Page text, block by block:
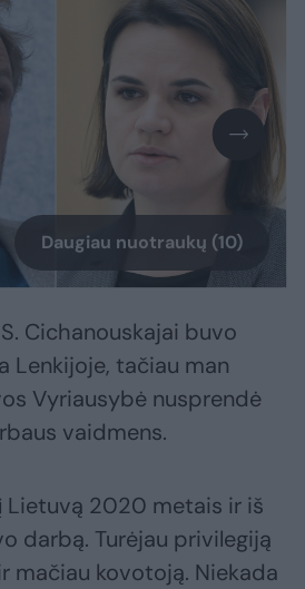
Daugiau nuotraukų (10)
Cichanouskajai buvo
Lenkijoje, tačiau man
Vyriausybė nusprendė
vaidmens.
Lietuvą 2020 metais ir iš
darbą. Turėjau privilegiją
mačiau kovotoją. Niekada